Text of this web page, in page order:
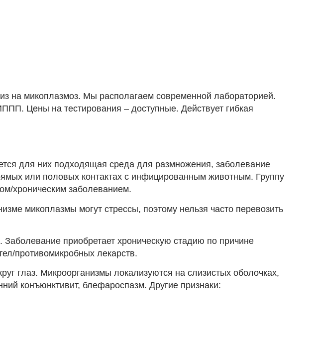
на микоплазмоз. Мы располагаем современной лабораторией.
Цены на тестирования – доступные. Действует гибкая
для них подходящая среда для размножения, заболевание
или половых контактах с инфицированным животным. Группу
хроническим заболеванием.
микоплазмы могут стрессы, поэтому нельзя часто перевозить
приобретает хроническую стадию по причине
противомикробных лекарств.
глаз. Микроорганизмы локализуются на слизистых оболочках,
конъюнктивит, блефароспазм. Другие признаки: